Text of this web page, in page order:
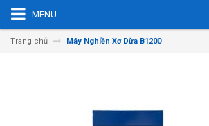
MENU
Trang chủ Máy Nghiền Xơ Dừa B1200